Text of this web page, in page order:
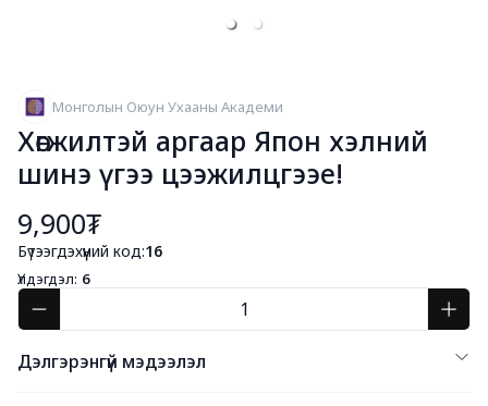
Монголын Оюун Ухааны Академи
Хөгжилтэй аргаар Япон хэлний
шинэ үгээ цээжилцгээе!
9,900₮
Бүтээгдэхүүний код:16
Үлдэгдэл: 6
Дэлгэрэнгүй мэдээлэл